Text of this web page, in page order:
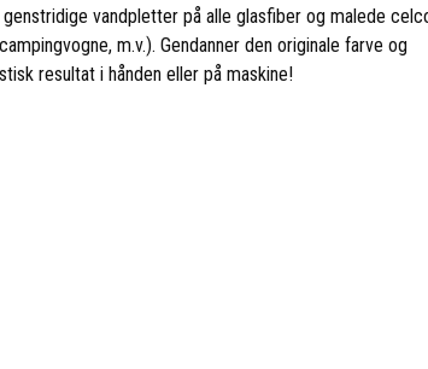
vandpletter på alle glasfiber og malede
m.v.). Gendanner den originale farve og
resultat i hånden eller på maskine!